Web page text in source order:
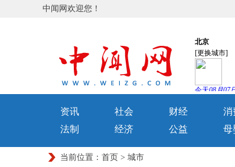
中闻网欢迎您！
资讯 社会 财经 消
法制
经济 公益 母
当前位置： 首页 > 城市